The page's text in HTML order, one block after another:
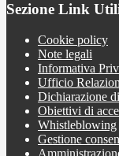
Sezione Link
Cookie policy
Note legali
Informativa
Ufficio
Dichiarazione
Obiettivi di
Whistleblowing
Gestione